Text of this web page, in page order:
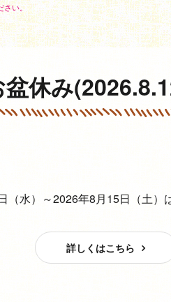
さい。
盆休み
（水）～2026年8月15日（土
詳しくはこちら